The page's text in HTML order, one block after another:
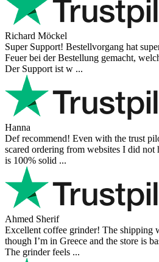
Richard Möckel
Super Support! Bestellvorgang hat
Feuer bei der Bestellung gemacht,
Der Support ist w ...
Hanna
Def recommend! Even with the trust
scared ordering from websites I did not
is 100% solid ...
Ahmed Sherif
Excellent coffee grinder! The shipping
though I’m in Greece and the store is
The grinder feels ...